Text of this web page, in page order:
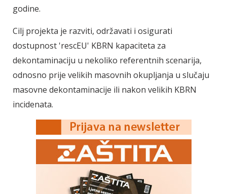
godine.
Cilj projekta je razviti, održavati i osigurati
dostupnost 'rescEU' KBRN kapaciteta za
dekontaminaciju u nekoliko referentnih scenarija,
odnosno prije velikih masovnih okupljanja u slučaju
masovne dekontaminacije ili nakon velikih KBRN
incidenata.